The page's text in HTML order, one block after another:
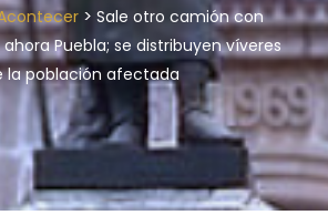
> Sale otro camión con
Puebla; se distribuyen víveres
población afectada